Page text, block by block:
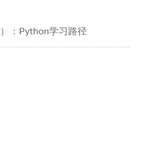
：Python学习路径